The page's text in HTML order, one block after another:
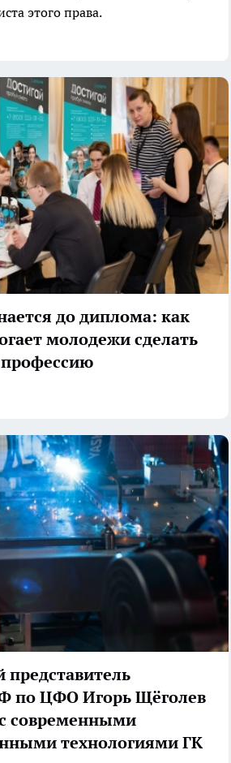
этого права.
до диплома: как
молодежи сделать
по ЦФО Игорь Щёголев
современными
технологиями ГК